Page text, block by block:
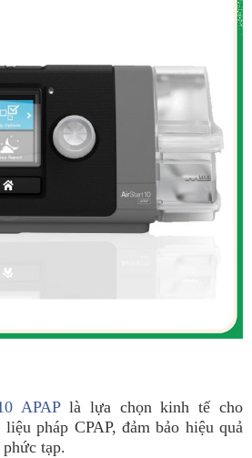
APAPlà lựa chọn kinh tế cho
pháp CPAP, đảm bảo hiệu quả
tạp.